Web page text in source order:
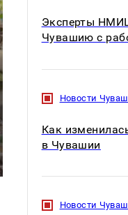
В ОАЭ произошло
жестокое
Эксперты
Чувашию с
Новости
Как
в Чувашии
Новости